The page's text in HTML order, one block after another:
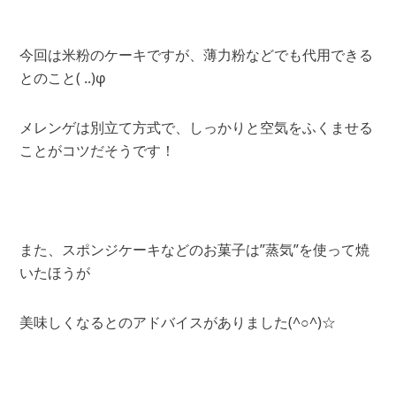
今回は米粉のケーキですが、薄力粉などでも代用できる
とのこと( ..)φ
メレンゲは別立て方式で、しっかりと空気をふくませる
ことがコツだそうです！
また、スポンジケーキなどのお菓子は”蒸気”を使って焼
いたほうが
美味しくなるとのアドバイスがありました(^○^)☆